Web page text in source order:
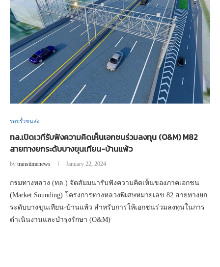
รอบรั้วขนส่ง
ทล.เปิดเวทีรับฟังความคิดเห็นเอกชนร่วมลงทุน (O&M) M82
สายทางยกระดับบางขุนเทียน-บ้านแพ้ว
by transtimenews January 22, 2024
กรมทางหลวง (ทล.) จัดสัมมนารับฟังความคิดเห็นของภาคเอกชน
(Market Sounding) โครงการทางหลวงพิเศษหมายเลข 82 สายทางยก
ระดับบางขุนเทียน-บ้านแพ้ว สำหรับการให้เอกชนร่วมลงทุนในการ
ดำเนินงานและบำรุงรักษา (O&M)